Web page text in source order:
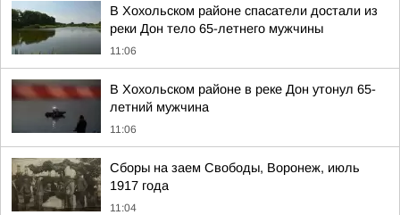
В Хохольском районе спасатели достали из
реки Дон тело 65-летнего мужчины
11:06
В Хохольском районе в реке Дон утонул 65-
летний мужчина
11:06
Сборы на заем Свободы, Воронеж, июль
1917 года
11:04